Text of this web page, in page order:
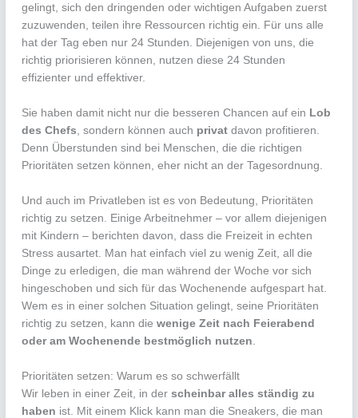
gelingt, sich den dringenden oder wichtigen Aufgaben zuerst
zuzuwenden, teilen ihre Ressourcen richtig ein. Für uns alle
hat der Tag eben nur 24 Stunden. Diejenigen von uns, die
richtig priorisieren können, nutzen diese 24 Stunden
effizienter und effektiver.
Sie haben damit nicht nur die besseren Chancen auf ein Lob
des Chefs , sondern können auch privat davon profitieren.
Denn Überstunden sind bei Menschen, die die richtigen
Prioritäten setzen können, eher nicht an der Tagesordnung.
Und auch im Privatleben ist es von Bedeutung, Prioritäten
richtig zu setzen. Einige Arbeitnehmer – vor allem diejenigen
mit Kindern – berichten davon, dass die Freizeit in echten
Stress ausartet. Man hat einfach viel zu wenig Zeit, all die
Dinge zu erledigen, die man während der Woche vor sich
hingeschoben und sich für das Wochenende aufgespart hat.
Wem es in einer solchen Situation gelingt, seine Prioritäten
richtig zu setzen, kann diewenige Zeit nach Feierabend
oder am Wochenende bestmöglich nutzen
Prioritäten setzen: Warum es so schwerfällt
Wir leben in einer Zeit, in derscheinbar alles ständig zu
haben ist. Mit einem Klick kann man die Sneakers, die man